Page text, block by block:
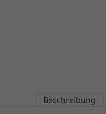
Beschreibung